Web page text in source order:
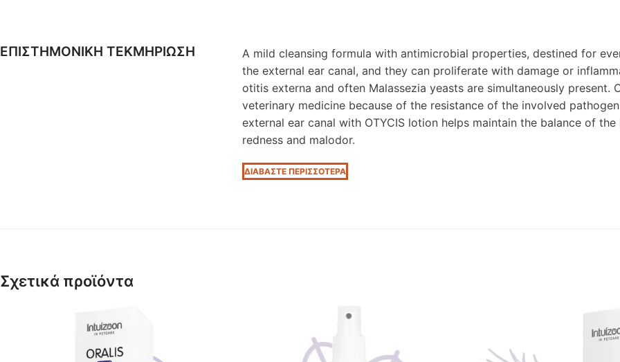
EΠΙΣΤΗΜΟΝΙΚΗ ΤΕΚΜΗΡΙΩΣΗ
A mild cleansing formula with antimicrobial properties, destined for
the external ear canal, and they can proliferate with damage or
otitis externa and often Malassezia yeasts are simultaneously present.
veterinary medicine because of the resistance of the involved
external ear canal with OTYCIS lotion helps maintain the balance of
redness and malodor.
ΔΙΑΒΑΣΤΕ ΠΕΡΙΣΣΟΤΕΡΑ
Σχετικά προϊόντα